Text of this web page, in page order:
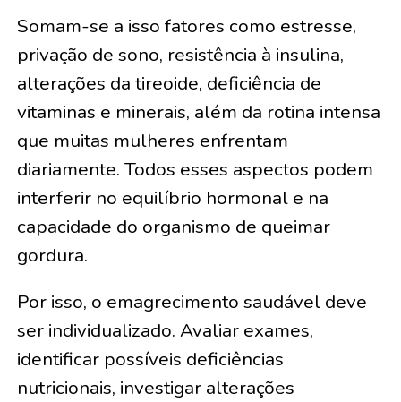
Somam-se a isso fatores como estresse,
privação de sono, resistência à insulina,
alterações da tireoide, deficiência de
vitaminas e minerais, além da rotina intensa
que muitas mulheres enfrentam
diariamente. Todos esses aspectos podem
interferir no equilíbrio hormonal e na
capacidade do organismo de queimar
gordura.
Por isso, o emagrecimento saudável deve
ser individualizado. Avaliar exames,
identificar possíveis deficiências
nutricionais, investigar alterações